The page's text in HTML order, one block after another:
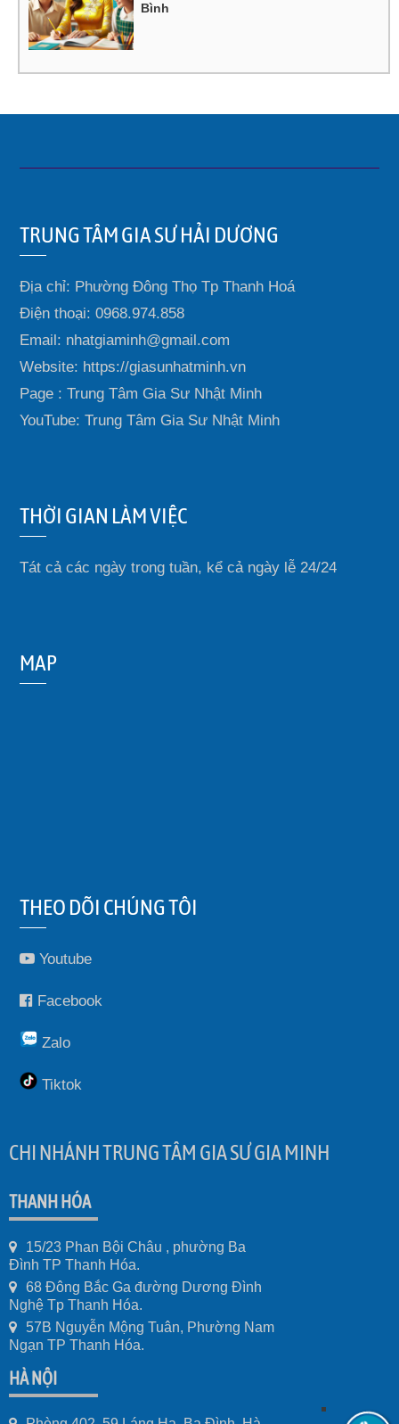
Bình
TRUNG TÂM GIA SƯ HẢI DƯƠNG
Địa chỉ: Phường Đông Thọ Tp Thanh Hoá
Điện thoại: 0968.974.858
Email: nhatgiaminh@gmail.com
Website: https://giasunhatminh.vn
Page : Trung Tâm Gia Sư Nhật Minh
YouTube: Trung Tâm Gia Sư Nhật Minh
THỜI GIAN LÀM VIỆC
Tát cả các ngày trong tuần, kể cả ngày lễ 24/24
MAP
THEO DÕI CHÚNG TÔI
Youtube
Facebook
Zalo
Tiktok
CHI NHÁNH TRUNG TÂM GIA SƯ GIA MINH
THANH HÓA
15/23 Phan Bội Châu , phường Ba
Đình TP Thanh Hóa.
68 Đông Bắc Ga đường Dương Đình
Nghệ Tp Thanh Hóa.
57B Nguyễn Mộng Tuân, Phường Nam
Ngạn TP Thanh Hóa.
HÀ NỘI